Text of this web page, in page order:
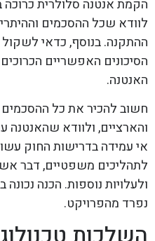
הקמת אנטנה סלולרית
לוודא שכל ההסכמים
ההתקנה. בנוסף, כדאי
הסיכונים האפשריים
האנטנה.
חשוב להכיר את כל
והארציים, ולוודא שהאנטנה
אי עמידה בדרישות החוק
לתהליכים משפטיים, דבר
ולעלויות נוספות. הכנה
נפרד מהפרויקט.